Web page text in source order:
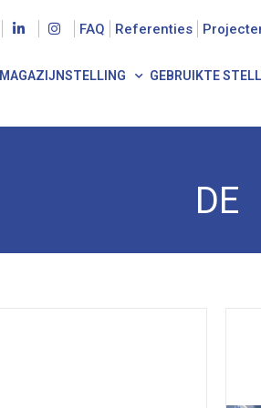
FAQ Referenties
MAGAZIJNSTELLING GEBRUIKTE
DE